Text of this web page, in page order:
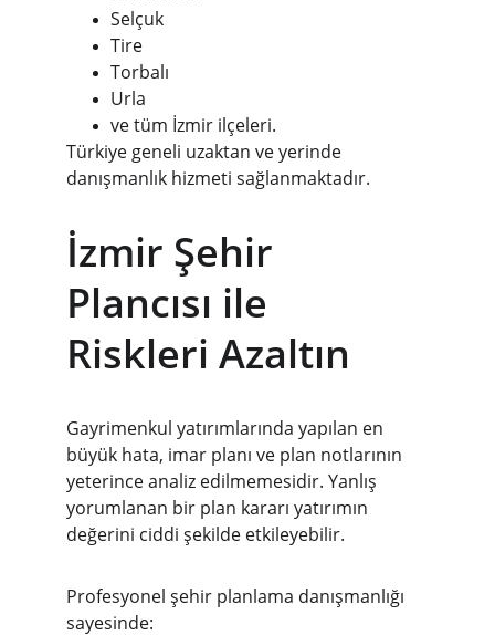
Selçuk
Tire
Torbalı
Urla
ve tüm İzmir ilçeleri.
Türkiye geneli uzaktan ve yerinde
danışmanlık hizmeti sağlanmaktadır.
İzmir Şehir
Plancısı ile
Riskleri Azaltın
Gayrimenkul yatırımlarında yapılan en
büyük hata, imar planı ve plan notlarının
yeterince analiz edilmemesidir. Yanlış
yorumlanan bir plan kararı yatırımın
değerini ciddi şekilde etkileyebilir.
Profesyonel şehir planlama danışmanlığı
sayesinde: